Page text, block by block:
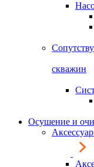
скважин
Осушение и